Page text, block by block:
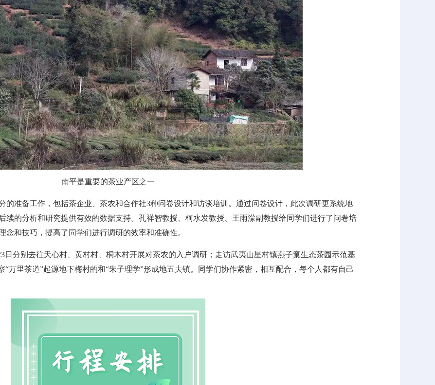
南平是重要的茶业产区之一
的准备工作，包括茶企业、茶农和合作社3种问卷设计和访谈培训。通过问卷设计，此次调研更系统地
续的分析和研究提供有效的数据支持。孔祥智教授、柯水发教授、王雨濛副教授给同学们进行了问卷培
和技巧，提高了同学们进行调研的效率和准确性。
日分别去往天心村、黄村村、桐木村开展对茶农的入户调研；走访武夷山星村镇燕子窠生态茶园示范基
“万里茶道”起源地下梅村的和“朱子理学”形成地五夫镇。同学们协作紧密，相互配合，每个人都有自己